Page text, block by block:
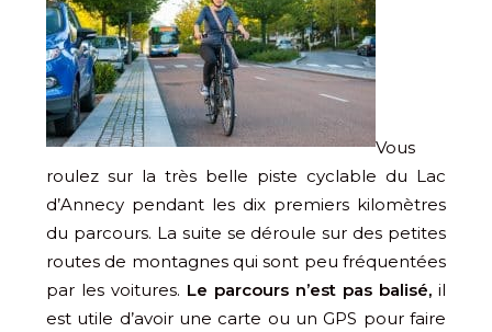
Vous
roulez sur la très belle piste cyclable du Lac
d’Annecy pendant les dix premiers kilomètres
du parcours. La suite se déroule sur des petites
routes de montagnes qui sont peu fréquentées
par les voitures. Le parcours n’est pas balisé, il
est utile d’avoir une carte ou un GPS pour faire